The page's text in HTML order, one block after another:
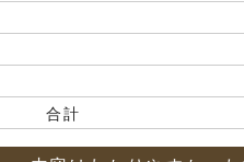
合計